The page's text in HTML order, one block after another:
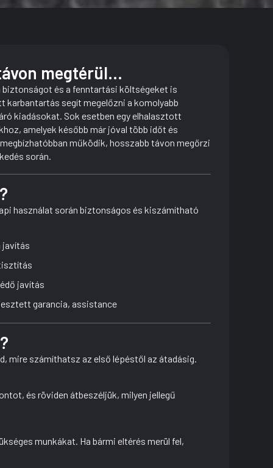
megtérül...
biztonságot és a fenntartási költségeket is
karbantartás segít megelőzni a komolyabb
kiadásokat. Sok esetben egy elhalasztott
amelyek később már jóval több időt és
működik, hosszabb távon megőrzi
során.
használat során biztonságos és kiszámítható
javítás
javítás
garancia, assistance
mire számíthatsz az első lépéstől az átadásig.
és röviden átbeszéljük, milyen jellegű
munkákat. Ha bármi eltérés merül fel,